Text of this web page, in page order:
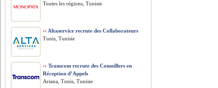
Toutes les régions, Tunisie
›› Altaservice recrute des Collaborateurs
Tunis, Tunisie
›› Transcom recrute des Conseillers en
Réception d’Appels
Ariana, Tunis, Tunisie